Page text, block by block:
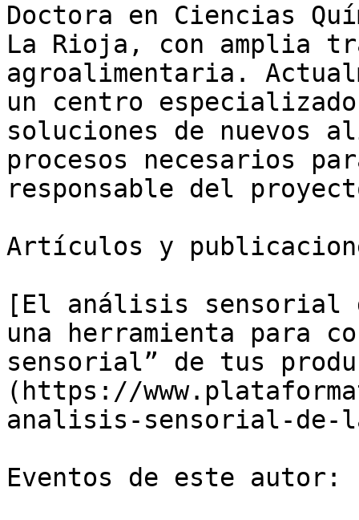
Doctora en Ciencias
La Rioja, con amplia
agroalimentaria.
un centro
soluciones de nuevos
procesos necesarios
responsable del
Artículos y
[El análisis sensorial
una herramienta para
sensorial” de tus
(https://
analisis-sensorial-de-
Eventos de este autor: